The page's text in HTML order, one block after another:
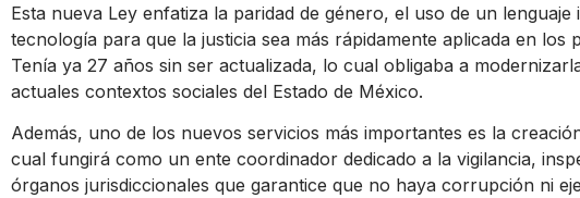
Esta nueva Ley enfatiza la paridad de género, el uso de un
tecnología para que la justicia sea más rápidamente aplicada en los
Tenía ya 27 años sin ser actualizada, lo cual obligaba a
actuales contextos sociales del Estado de México.
Además, uno de los nuevos servicios más importantes es la
cual fungirá como un ente coordinador dedicado a la vigilancia,
órganos jurisdiccionales que garantice que no haya corrupción ni